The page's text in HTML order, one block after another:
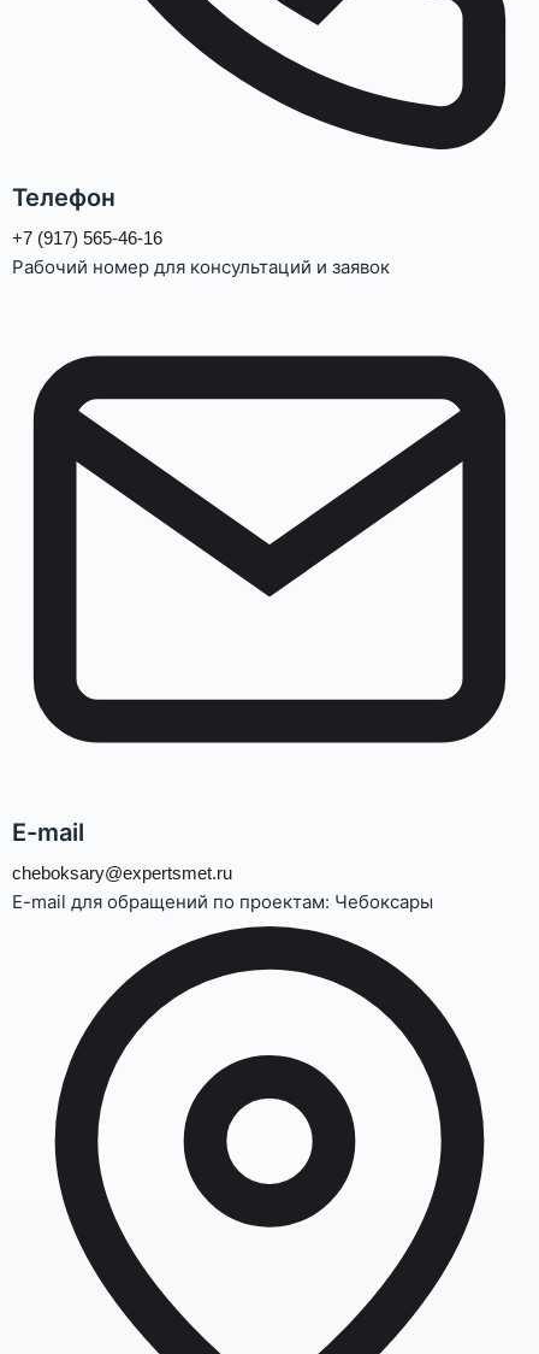
Телефон
+7 (917) 565-46-16
Рабочий номер для консультаций и заявок
E-mail
cheboksary@expertsmet.ru
E-mail для обращений по проектам: Чебоксары